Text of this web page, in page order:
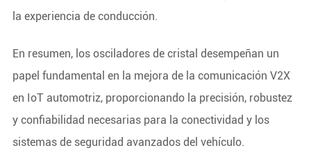
la experiencia de conducción.
En resumen, los osciladores de cristal desempeñan un
papel fundamental en la mejora de la comunicación V2X
en IoT automotriz, proporcionando la precisión, robustez
y confiabilidad necesarias para la conectividad y los
sistemas de seguridad avanzados del vehículo.